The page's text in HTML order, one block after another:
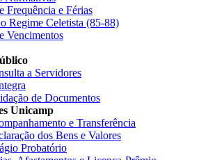
Frequência e Férias
Regime Celetista (85-88)
Vencimentos
a Servidores
de Documentos
Unicamp
e Transferência
dos Bens e Valores
Probatório